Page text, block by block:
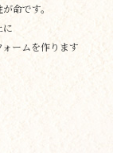
が命です。
に
ームを作ります